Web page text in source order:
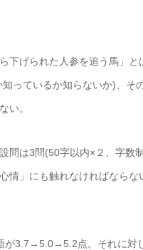
下げられた人参を追う馬」
っているか知らないか)、そ
い。
問は3問(50字以内×２、字数
情」にも触れなければなら
が3.7→5.0→5.2点。それに